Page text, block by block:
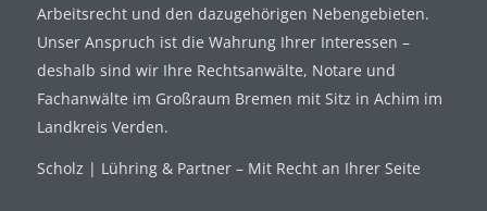
Arbeitsrecht und den dazugehörigen Nebengebieten.
Unser Anspruch ist die Wahrung Ihrer Interessen –
deshalb sind wir Ihre Rechtsanwälte, Notare und
Fachanwälte im Großraum Bremen mit Sitz in Achim im
Landkreis Verden.
Scholz | Lühring & Partner – Mit Recht an Ihrer Seite